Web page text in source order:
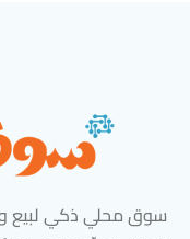
سوق محلي ذكي لبيع